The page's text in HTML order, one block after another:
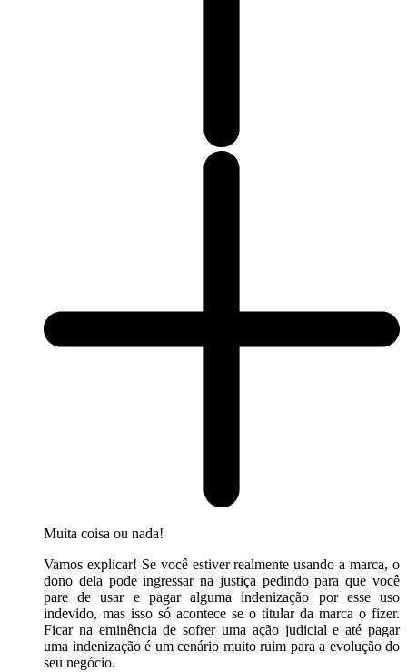
Muita coisa ou nada!
Vamos explicar! Se você estiver realmente usando a marca, o
dono dela pode ingressar na justiça pedindo para que você
pare de usar e pagar alguma indenização por esse uso
indevido, mas isso só acontece se o titular da marca o fizer.
Ficar na eminência de sofrer uma ação judicial e até pagar
uma indenização é um cenário muito ruim para a evolução do
seu negócio.